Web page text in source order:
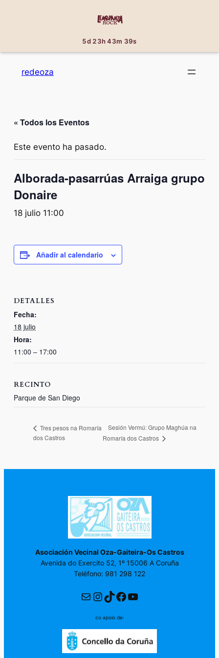
redeoza
« Todos los Eventos
Este evento ha pasado.
Alborada-pasarrúas Arraiga grupo
Donaire
18 julio 11:00
Añadir al calendario
DETALLES
Fecha:
18 julio
Hora:
11:00 – 17:00
RECINTO
Parque de San Diego
Tres pesos na Romaría
dos Castros
Sesión Vermú: Grupo Maghúa na
Romaría dos Castros
Asociación Vecinal Oza-Gaiteira-Os Castros
Avenida do Exercito 52, 1º 15006 A Coruña
Teléfono: 981 298 122
Correo electrónico
Instagram
TikTok
Facebook
YouTube
co apoio de:
5d 23h 43m 39s